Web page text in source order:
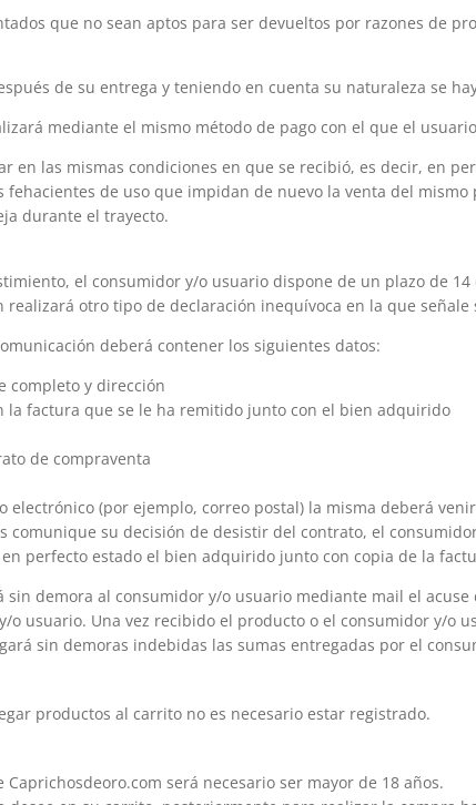
que no sean aptos para ser devueltos por razones de
de su entrega y teniendo en cuenta su naturaleza se
mediante el mismo método de pago con el que el
en las mismas condiciones en que se recibió, es decir, en
fehacientes de uso que impidan de nuevo la venta del
durante el trayecto.
el consumidor y/o usuario dispone de un plazo de
realizará otro tipo de declaración inequívoca en la que
deberá contener los siguientes datos:
completo y dirección
la factura que se le ha remitido junto con el bien adquirido
de compraventa
electrónico (por ejemplo, correo postal) la misma deberá
comunique su decisión de desistir del contrato, el
perfecto estado el bien adquirido junto con copia de la
sin demora al consumidor y/o usuario mediante mail el
o usuario. Una vez recibido el producto o el consumidor y/o
sin demoras indebidas las sumas entregadas por el
productos al carrito no es necesario estar registrado.
será necesario ser mayor de 18 años.